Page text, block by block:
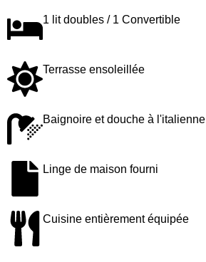
1 lit doubles / 1 Convertible
Terrasse ensoleillée
Baignoire et douche à l'italienne
Linge de maison fourni
Cuisine entièrement équipée